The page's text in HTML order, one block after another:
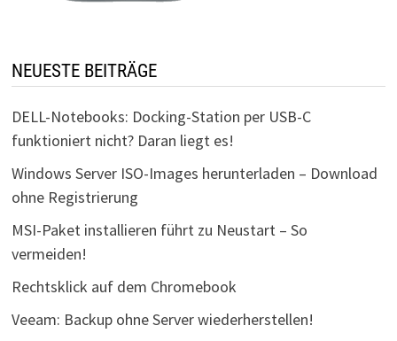
NEUESTE BEITRÄGE
DELL-Notebooks: Docking-Station per USB-C
funktioniert nicht? Daran liegt es!
Windows Server ISO-Images herunterladen – Download
ohne Registrierung
MSI-Paket installieren führt zu Neustart – So
vermeiden!
Rechtsklick auf dem Chromebook
Veeam: Backup ohne Server wiederherstellen!